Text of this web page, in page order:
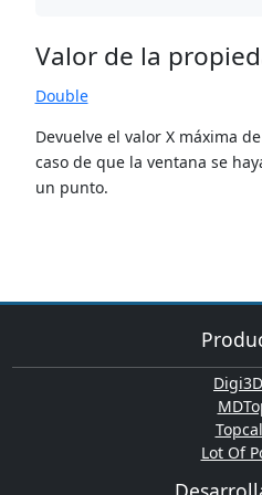
Valor de la
Double
Devuelve el valor X máxima
caso de que la ventana se
un punto.
Lot Of